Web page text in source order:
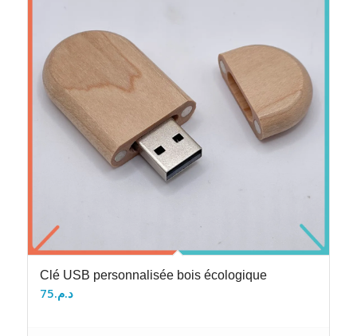
Clé USB personnalisée bois écologique
د.م.75